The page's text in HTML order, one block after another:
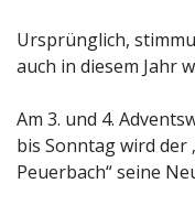
Ursprünglich,
auch in diesem Jahr
Am 3. und 4.
bis Sonntag wird der
Peuerbach“ seine